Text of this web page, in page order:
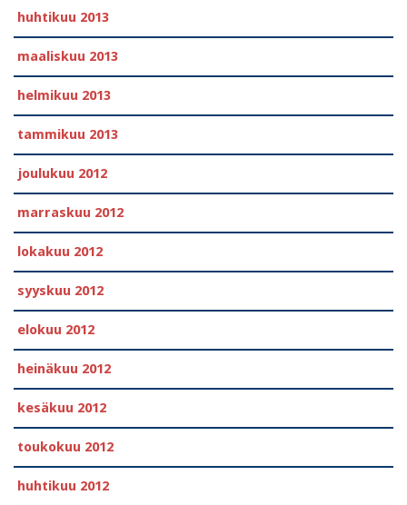
huhtikuu 2013
maaliskuu 2013
helmikuu 2013
tammikuu 2013
joulukuu 2012
marraskuu 2012
lokakuu 2012
syyskuu 2012
elokuu 2012
heinäkuu 2012
kesäkuu 2012
toukokuu 2012
huhtikuu 2012